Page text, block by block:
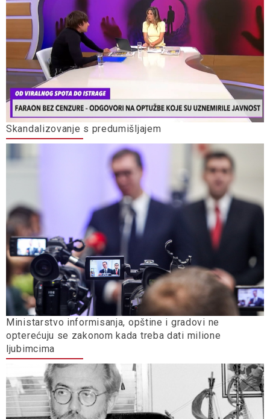
Skandalizovanje s predumišljajem
Ministarstvo informisanja, opštine i gradovi ne
opterećuju se zakonom kada treba dati milione
ljubimcima